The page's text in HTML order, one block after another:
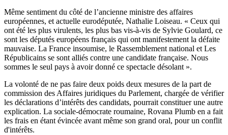
Même sentiment du côté de l’ancienne ministre des affaires
européennes, et actuelle eurodéputée, Nathalie Loiseau. « Ceux qui
ont été les plus virulents, les plus bas vis-à-vis de Sylvie Goulard, ce
sont les députés européens français qui ont manifestement la défaite
mauvaise. La France insoumise, le Rassemblement national et Les
Républicains se sont alliés contre une candidate française. Nous
sommes le seul pays à avoir donné ce spectacle désolant ».
La volonté de ne pas faire deux poids deux mesures de la part de
commission des Affaires juridiques du Parlement, chargée de vérifier
les déclarations d’intérêts des candidats, pourrait constituer une autre
explication. La sociale-démocrate roumaine, Rovana Plumb en a fait
les frais en étant évincée avant même son grand oral, pour un conflit
d'intérêts.